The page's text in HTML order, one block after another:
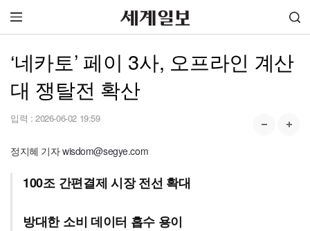
‘네카토’ 페이 3사, 오프라인 계산
대 쟁탈전 확산
입력 : 2026-06-02 19:59
정지혜 기자 wisdom@segye.com
100조 간편결제 시장 전선 확대
방대한 소비 데이터 흡수 용이